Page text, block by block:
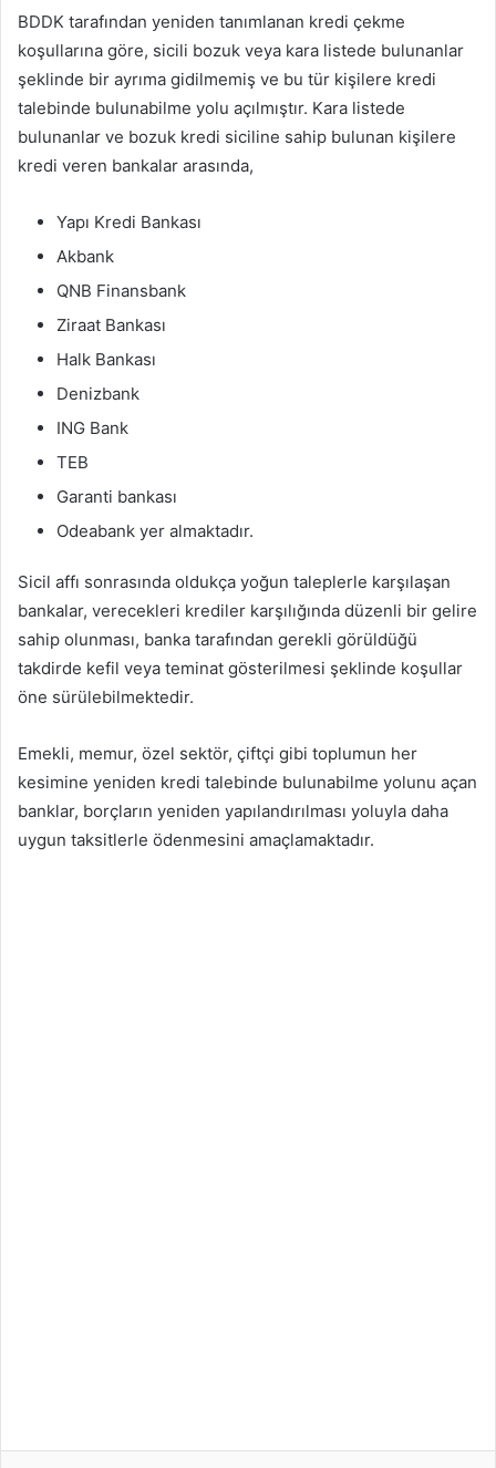
BDDK tarafından yeniden tanımlanan kredi çekme
koşullarına göre, sicili bozuk veya kara listede bulunanlar
şeklinde bir ayrıma gidilmemiş ve bu tür kişilere kredi
talebinde bulunabilme yolu açılmıştır. Kara listede
bulunanlar ve bozuk kredi siciline sahip bulunan kişilere
kredi veren bankalar arasında,
Yapı Kredi Bankası
Akbank
QNB Finansbank
Ziraat Bankası
Halk Bankası
Denizbank
ING Bank
TEB
Garanti bankası
Odeabank yer almaktadır.
Sicil affı sonrasında oldukça yoğun taleplerle karşılaşan
bankalar, verecekleri krediler karşılığında düzenli bir gelire
sahip olunması, banka tarafından gerekli görüldüğü
takdirde kefil veya teminat gösterilmesi şeklinde koşullar
öne sürülebilmektedir.
Emekli, memur, özel sektör, çiftçi gibi toplumun her
kesimine yeniden kredi talebinde bulunabilme yolunu açan
banklar, borçların yeniden yapılandırılması yoluyla daha
uygun taksitlerle ödenmesini amaçlamaktadır.